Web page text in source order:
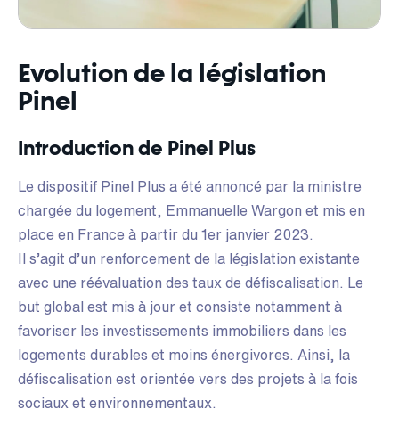
Evolution de la législation
Pinel
Introduction de Pinel Plus
Le dispositif Pinel Plus a été annoncé par la ministre
chargée du logement, Emmanuelle Wargon et mis en
place en France à partir du 1er janvier 2023.
Il s’agit d’un renforcement de la législation existante
avec une réévaluation des taux de défiscalisation. Le
but global est mis à jour et consiste notamment à
favoriser les investissements immobiliers dans les
logements durables et moins énergivores. Ainsi, la
défiscalisation est orientée vers des projets à la fois
sociaux et environnementaux.